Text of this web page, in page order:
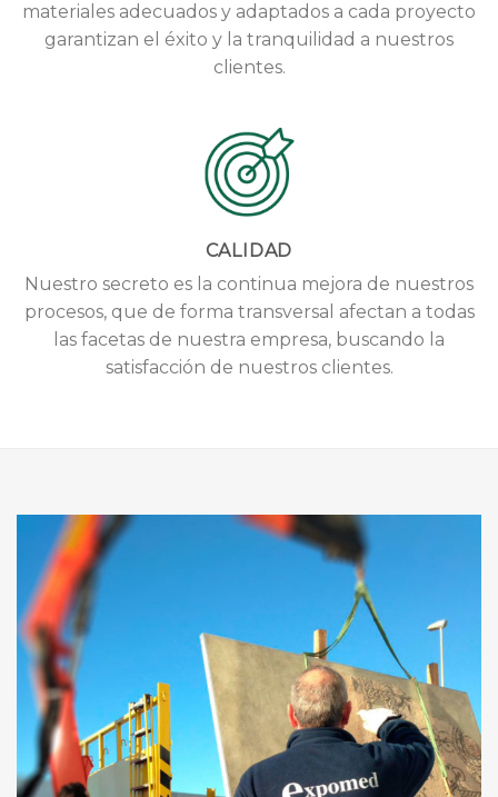
materiales adecuados y adaptados a cada proyecto
garantizan el éxito y la tranquilidad a nuestros
clientes.
CALIDAD
Nuestro secreto es la continua mejora de nuestros
procesos, que de forma transversal afectan a todas
las facetas de nuestra empresa, buscando la
satisfacción de nuestros clientes.